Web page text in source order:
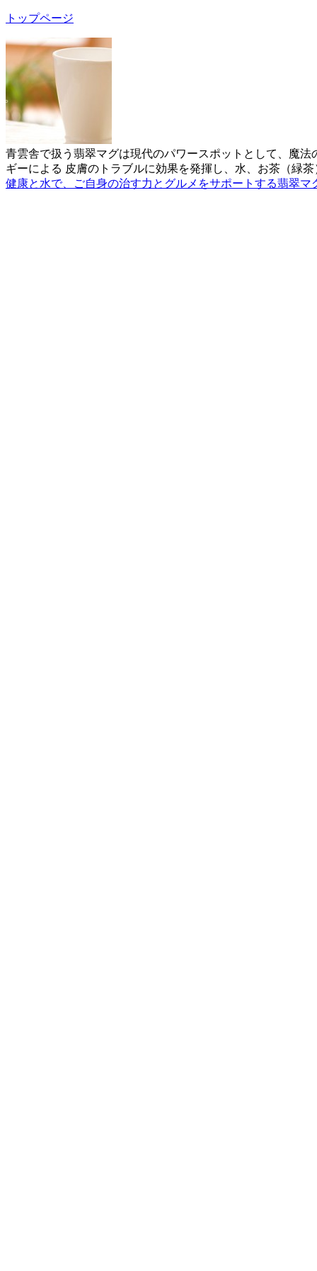
トップページ
青雲舎で扱う翡翠マグは現代のパワースポットとして、魔
ギーによる 皮膚のトラブルに効果を発揮し、水、お茶（緑
健康と水で、ご自身の治す力とグルメをサポートする翡翠